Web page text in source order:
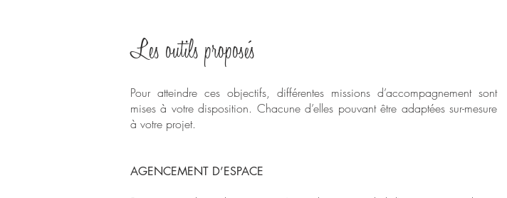
Les outils proposés
Pour atteindre ces objectifs, différentes missions d’accompagnement sont
mises à votre disposition. Chacune d’elles pouvant être adaptées sur-mesure
à votre projet.
AGENCEMENT D’ESPACE